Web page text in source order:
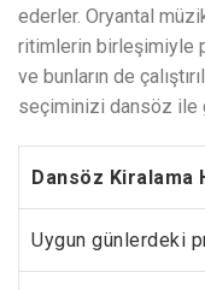
ederler. Oryantal
ritimlerin birleşimiyle
ve bunların de
seçiminizi dansöz ile
Dansöz Kiralama
Uygun günlerdeki